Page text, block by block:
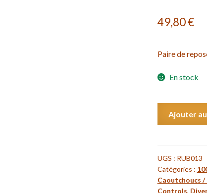
49,80€
Paire de
En stock
repose-
pieds
Laverda
Ajouter
UGS : RUB013
Catégories :
Caoutchoucs /
Controls,